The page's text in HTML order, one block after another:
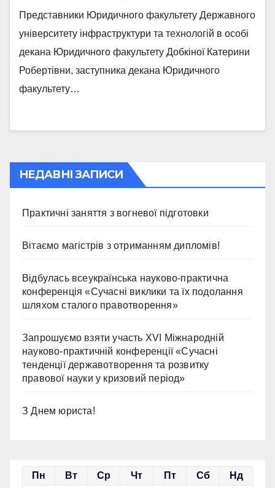
правова освіта і наука».
Представники Юридичного факультету Державного
університету інфраструктури та технологій в особі
декана Юридичного факультету Добкіної Катерини
Робертівни, заступника декана Юридичного
факультету…
НЕДАВНІ ЗАПИСИ
Практичні заняття з вогневої підготовки
Вітаємо магістрів з отриманням дипломів!
Відбулась всеукраїнська науково-практична
конференція «Сучасні виклики та їх подолання
шляхом сталого правотворення»
Запрошуємо взяти участь ХVІ Міжнародній
науково-практичній конференції «Сучасні
тенденції державотворення та розвитку
правової науки у кризовий період»
З Днем юриста!
Пн Вт Ср Чт Пт Сб Нд